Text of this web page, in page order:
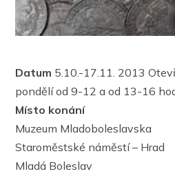
Datum 5.10.-17.11. 2013
pondělí od 9-12 a od 13-16
Místo konání
Muzeum Mladoboleslavska
Staroměstské náměstí – Hrad
Mladá Boleslav